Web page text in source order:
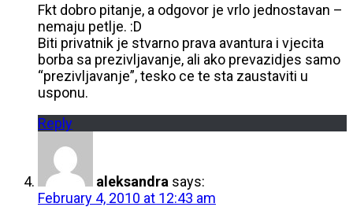
Fkt dobro pitanje, a odgovor je vrlo jednostavan –
nemaju petlje. :D
Biti privatnik je stvarno prava avantura i vjecita
borba sa prezivljavanje, ali ako prevazidjes samo
“prezivljavanje”, tesko ce te sta zaustaviti u
usponu.
Reply
aleksandra says:
February 4, 2010 at 12:43 am